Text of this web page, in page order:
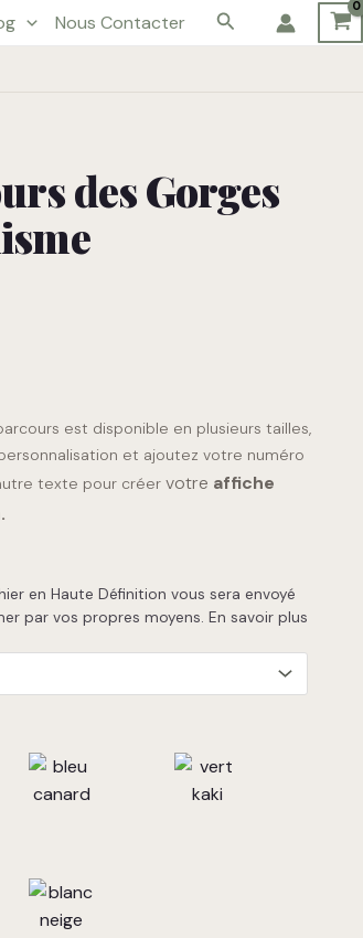
Nous Contacter Rechercher
des Gorges
est disponible en plusieurs tailles,
et ajoutez votre numéro
texte pour créer votre affiche
en Haute Définition vous sera envoyé
par vos propres moyens. En savoir plus